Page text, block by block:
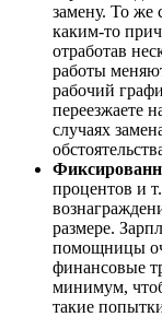
замену. То же
каким-то
отработав
работы
рабочий
переезжаете
случаях
процентов и
размере.
помощницы
финансовые
минимум,
такие